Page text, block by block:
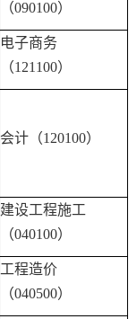
（090100）
电子商务
（121100）
会计（120100）
建设工程施工
（040100）
工程造价
（040500）